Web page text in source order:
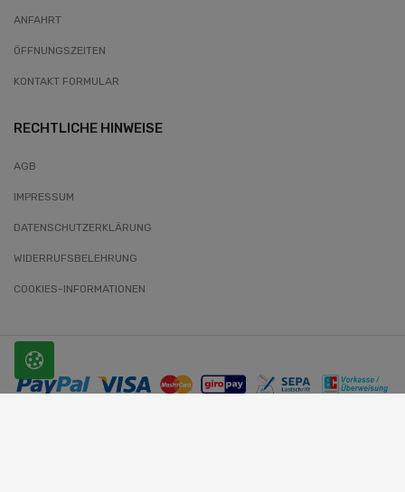
ANFAHRT
ÖFFNUNGSZEITEN
KONTAKT FORMULAR
RECHTLICHE HINWEISE
AGB
IMPRESSUM
DATENSCHUTZERKLÄRUNG
WIDERRUFSBELEHRUNG
COOKIES-INFORMATIONEN